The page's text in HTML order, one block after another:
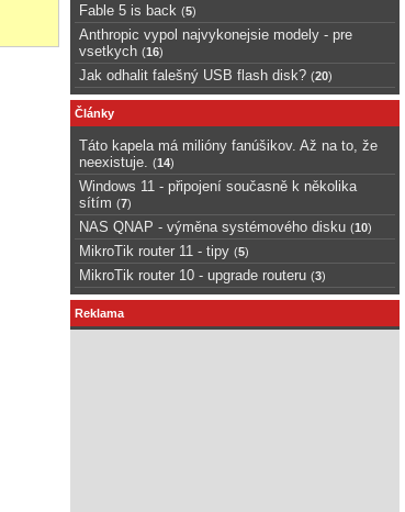
Fable 5 is back (5)
Anthropic vypol najvykonejsie modely - pre
vsetkych (16)
Jak odhalit falešný USB flash disk? (20)
Články
Táto kapela má milióny fanúšikov. Až na to, že
neexistuje.
(14)
Windows 11 - připojení současně k několika
sítím (7)
NAS QNAP - výměna systémového disku (10)
MikroTik router 11 - tipy (5)
MikroTik router 10 - upgrade routeru (3)
Reklama